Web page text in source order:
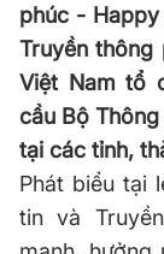
phúc -
Truyền thông
Việt Nam tổ
cầu Bộ
tại các tỉnh,
Phát biểu tại
tin và